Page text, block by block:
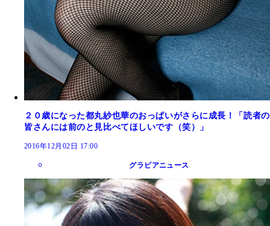
２０歳になった都丸紗也華のおっぱいがさらに成長！「読者の
皆さんには前のと見比べてほしいです（笑）」
2016年12月02日 17:00
グラビアニュース